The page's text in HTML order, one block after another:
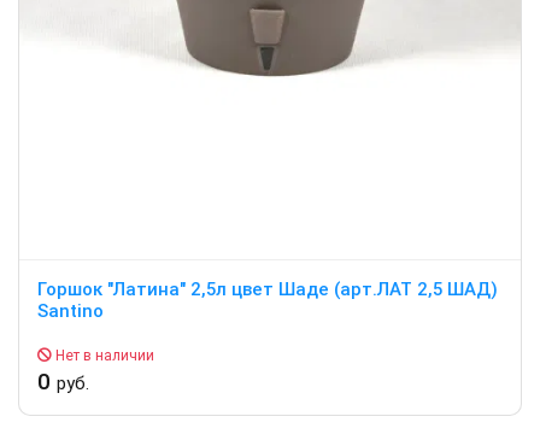
Горшок "Латина" 2,5л цвет Шаде (арт.ЛАТ 2,5 ШАД)
Santino
Нет в наличии
0 руб.